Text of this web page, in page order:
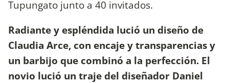
Tupungato junto a 40 invitados.
Radiante y espléndida lució un diseño de
Claudia Arce, con encaje y transparencias y
un barbijo que combinó a la perfección. El
novio lució un traje del diseñador Daniel